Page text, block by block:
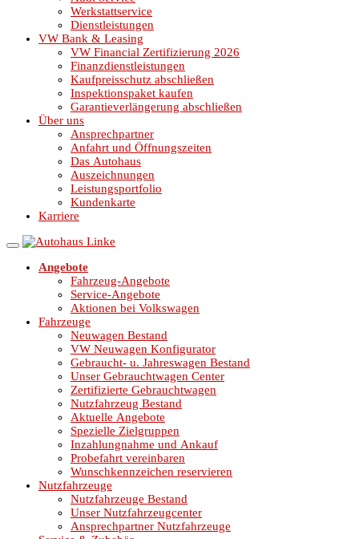
Werkstattservice
Dienstleistungen
VW Bank & Leasing
VW Financial Zertifizierung 2026
Finanzdienstleistungen
Kaufpreisschutz abschließen
Inspektionspaket kaufen
Garantieverlängerung abschließen
Über uns
Ansprechpartner
Anfahrt und Öffnungszeiten
Das Autohaus
Auszeichnungen
Leistungsportfolio
Kundenkarte
Karriere
Angebote
Fahrzeug-Angebote
Service-Angebote
Aktionen bei Volkswagen
Fahrzeuge
Neuwagen Bestand
VW Neuwagen Konfigurator
Gebraucht- u. Jahreswagen Bestand
Unser Gebrauchtwagen Center
Zertifizierte Gebrauchtwagen
Nutzfahrzeug Bestand
Aktuelle Angebote
Spezielle Zielgruppen
Inzahlungnahme und Ankauf
Probefahrt vereinbaren
Wunschkennzeichen reservieren
Nutzfahrzeuge
Nutzfahrzeuge Bestand
Unser Nutzfahrzeugcenter
Ansprechpartner Nutzfahrzeuge